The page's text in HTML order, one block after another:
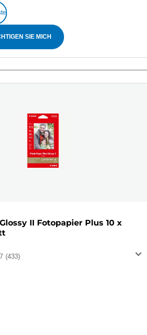
SIE MICH
II Fotopapier Plus 10 x
(433)